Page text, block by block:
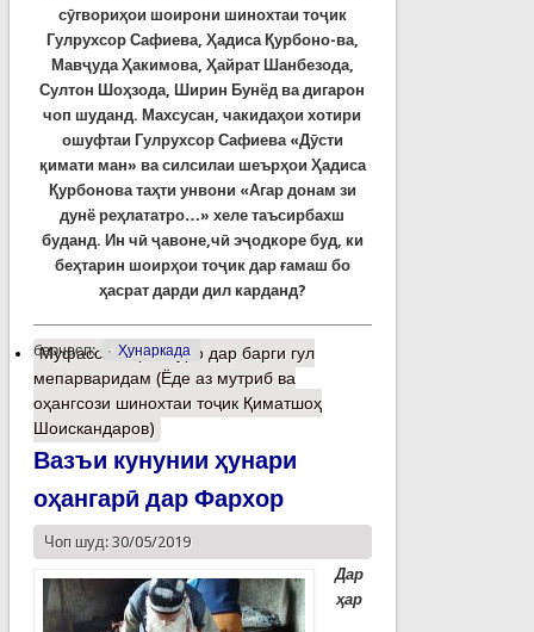
сӯгвориҳои шоирони шинохтаи тоҷик
Гулрухсор Сафиева, Ҳадиса Қурбоно-ва,
Мавҷуда Ҳакимова, Ҳайрат Шанбезода,
Султон Шоҳзода, Ширин Бунёд ва дигарон
чоп шуданд. Махсусан, чакидаҳои хотири
ошуфтаи Гулрухсор Сафиева «Дӯсти
қимати ман» ва силсилаи шеърҳои Ҳадиса
Қурбонова таҳти унвони «Агар донам зи
дунё реҳлататро…» хеле таъсирбахш
буданд. Ин чӣ ҷавоне,чӣ эҷодкоре буд, ки
беҳтарин шоирҳои тоҷик дар ғамаш бо
ҳасрат дарди дил карданд?
барчасп: Ҳунаркада
Муфассалтаро Туро дар барги гул
мепарваридам (Ёде аз мутриб ва
оҳангсози шинохтаи тоҷик Қиматшоҳ
Шоискандаров)
Вазъи кунунии ҳунари
оҳангарӣ дар Фархор
Чоп шуд: 30/05/2019
Дар
ҳар